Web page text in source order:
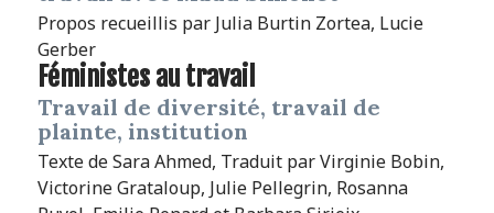
Propos recueillis par Julia Burtin Zortea, Lucie
Gerber
Féministes au travail
Travail de diversité, travail de
plainte, institution
Texte deSara Ahmed, Traduit parVirginie Bobin,
Victorine Grataloup, Julie Pellegrin, Rosanna